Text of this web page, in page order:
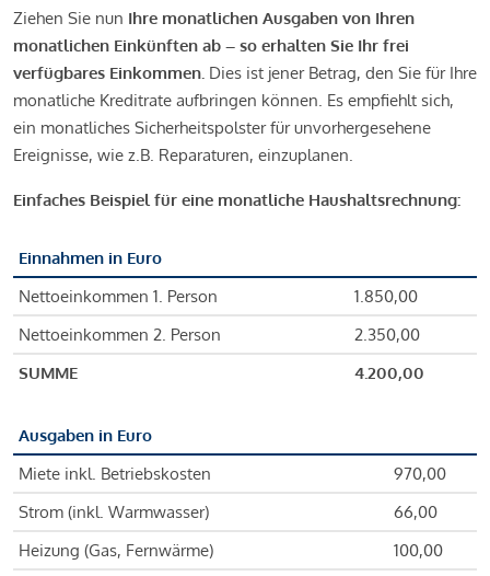
Ziehen Sie nun Ihre monatlichen Ausgaben von Ihren
monatlichen Einkünften ab – so erhalten Sie Ihr frei
verfügbares Einkommen. Dies ist jener Betrag, den Sie für Ihre
monatliche Kreditrate aufbringen können. Es empfiehlt sich,
ein monatliches Sicherheitspolster für unvorhergesehene
Ereignisse, wie z.B. Reparaturen, einzuplanen.
Einfaches Beispiel für eine monatliche Haushaltsrechnung:
Einnahmen in Euro
Nettoeinkommen 1. Person
1.850,00
Nettoeinkommen 2. Person
2.350,00
SUMME
4.200,00
Ausgaben in Euro
Miete inkl. Betriebskosten
970,00
Strom (inkl. Warmwasser)
66,00
Heizung (Gas, Fernwärme)
100,00